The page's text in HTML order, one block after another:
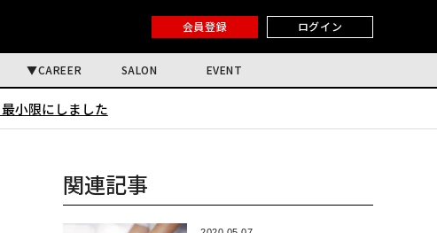
会員登録 ログイン
CAREER SALON EVENT
小限にしました
関連記事